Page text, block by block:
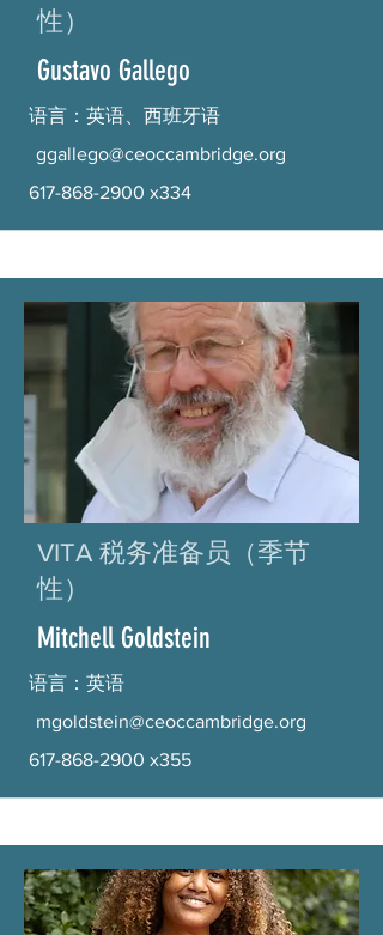
性）
Gustavo Gallego
语言：英语、西班牙语
ggallego@ceoccambridge.org
617-868-2900 x334
VITA 税务准备员（季节
性）
Mitchell Goldstein
语言：英语
mgoldstein@ceoccambridge.org
617-868-2900 x355